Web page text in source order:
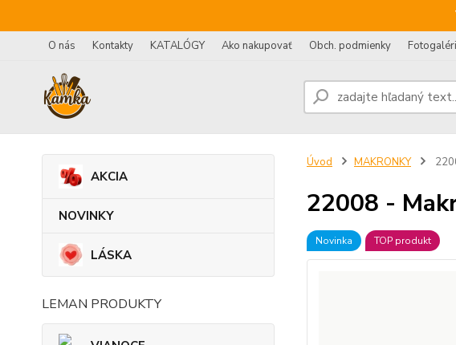
O nás Kontakty KATALÓGY Ako nakupovať Obch. podmienky
AKCIA
NOVINKY
LÁSKA
LEMAN PRODUKTY
Úvod MAKRONKY
22008 -
Novinka TOP produkt